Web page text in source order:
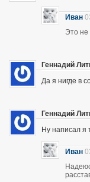
Иван
Это не
Геннадий
Да я нигде в
Геннадий
Ну написал
Иван